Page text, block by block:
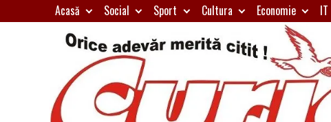
to
Acasă Social Sport Cultura Economie IT